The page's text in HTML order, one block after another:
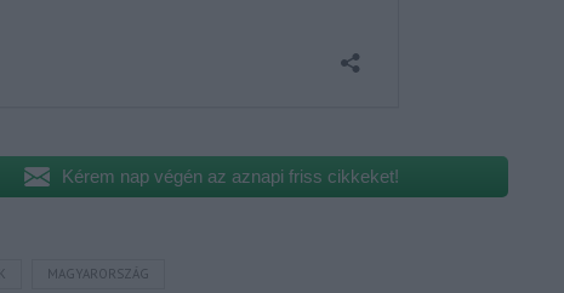
Kérem nap végén az aznapi friss cikkeket!
MAGYARORSZÁG